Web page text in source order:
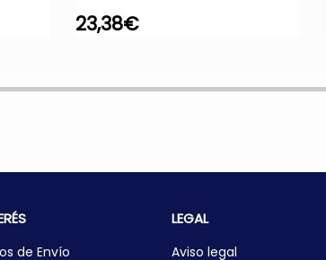
23,38€
de Envío
LEGAL
Aviso legal